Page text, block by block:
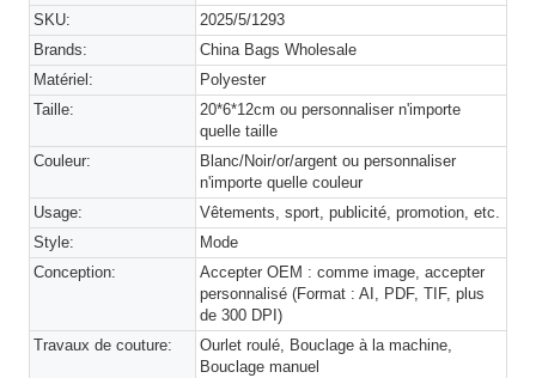
SKU:
2025/5/1293
Brands:
China Bags Wholesale
Matériel:
Polyester
Taille:
20*6*12cm ou personnaliser n'importe
quelle taille
Couleur:
Blanc/Noir/or/argent ou personnaliser
n'importe quelle couleur
Usage:
Vêtements, sport, publicité, promotion, etc.
Style:
Mode
Conception:
Accepter OEM : comme image, accepter
personnalisé (Format : AI, PDF, TIF, plus
de 300 DPI)
Travaux de couture:
Ourlet roulé, Bouclage à la machine,
Bouclage manuel